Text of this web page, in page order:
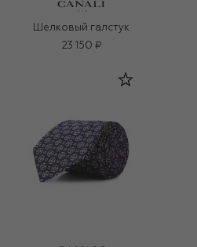
Шелковый галстук
23 150 ₽